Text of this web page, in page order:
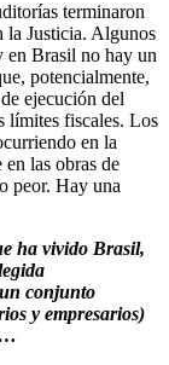
terminaron
la Justicia. Algunos
en Brasil no hay un
potencialmente,
ejecución del
límites fiscales. Los
en la
las obras de
peor. Hay una
ha vivido Brasil,
conjunto
y empresarios)